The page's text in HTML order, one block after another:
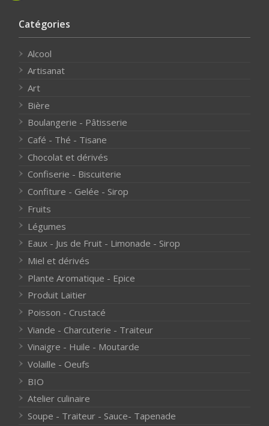
Catégories
Alcool
Artisanat
Art
Bière
Boulangerie - Pâtisserie
Café - Thé - Tisane
Chocolat et dérivés
Confiserie - Biscuiterie
Confiture - Gelée - Sirop
Fruits
Légumes
Eaux - Jus de Fruit - Limonade - Sirop
Miel et dérivés
Plante Aromatique - Epice
Produit Laitier
Poisson - Crustacé
Viande - Charcuterie - Traiteur
Vinaigre - Huile - Moutarde
Volaille - Oeufs
BIO
Atelier culinaire
Soupe - Traiteur - Sauce- Tapenade